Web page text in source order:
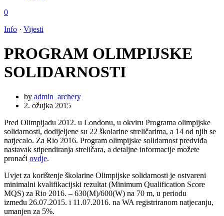
0
Info · Vijesti
PROGRAM OLIMPIJSKE
SOLIDARNOSTI
by admin_archery
2. ožujka 2015
Pred Olimpijadu 2012. u Londonu, u okviru Programa olimpijske
solidarnosti, dodijeljene su 22 školarine streličarima, a 14 od njih se
natjecalo. Za Rio 2016. Program olimpijske solidarnost predviđa
nastavak stipendiranja streličara, a detaljne informacije možete
pronaći ovdje.
Uvjet za korištenje školarine Olimpijske solidarnosti je ostvareni
minimalni kvalifikacijski rezultat (Minimum Qualification Score
MQS) za Rio 2016. – 630(M)/600(W) na 70 m, u periodu
između 26.07.2015. i 11.07.2016. na WA registriranom natjecanju,
umanjen za 5%.